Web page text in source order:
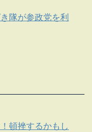
隊が参政党を利
頓挫するかもし